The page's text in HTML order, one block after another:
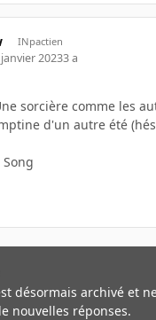
INpactien
20233 a
sorcière comme les
d'un autre été
désormais archivé et
nouvelles réponses.